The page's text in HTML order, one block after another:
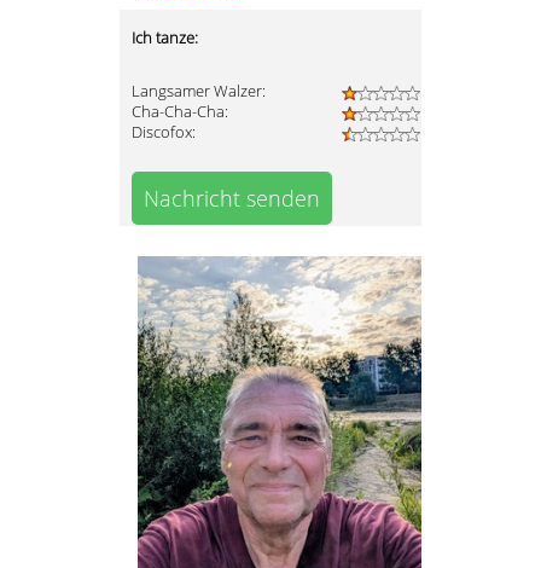
Ich tanze:
Langsamer Walzer:
Cha-Cha-Cha:
Discofox:
Nachricht senden